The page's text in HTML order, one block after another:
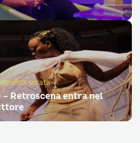
serata
– Retroscena entra nel